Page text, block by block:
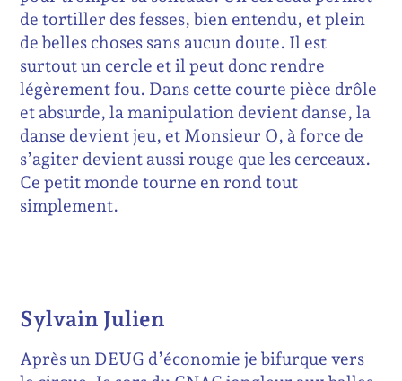
de tortiller des fesses, bien entendu, et plein
de belles choses sans aucun doute. Il est
surtout un cercle et il peut donc rendre
légèrement fou. Dans cette courte pièce drôle
et absurde, la manipulation devient danse, la
danse devient jeu, et Monsieur O, à force de
s’agiter devient aussi rouge que les cerceaux.
Ce petit monde tourne en rond tout
simplement.
Sylvain Julien
Après un DEUG d’économie je bifurque vers